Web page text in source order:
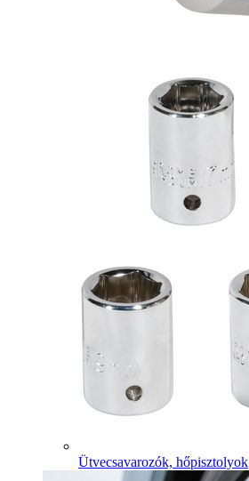
Ütvecsavarozók, hőpisztolyok